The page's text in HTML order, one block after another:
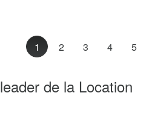
1 2 3 4 5
de la Location